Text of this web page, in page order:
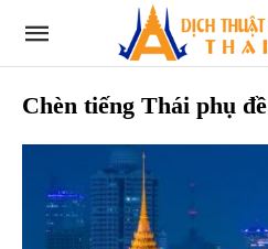
Chèn tiếng Thái phụ đề